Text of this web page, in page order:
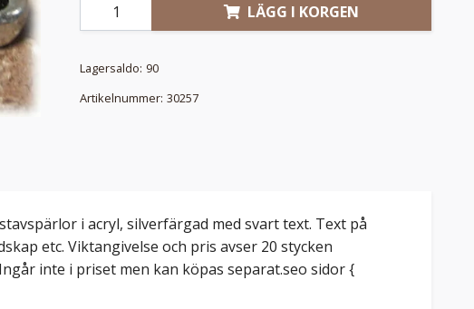
LÄGG I KORGEN
Lagersaldo: 90
Artikelnummer: 30257
i acryl, silverfärgad med svart text. Text på
etc. Viktangivelse och pris avser 20 stycken
inte i priset men kan köpas separat.seo sidor {